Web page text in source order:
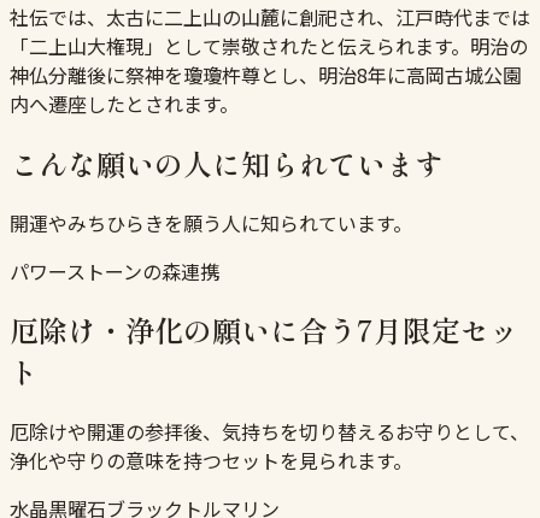
社伝では、太古に二上山の山麓に創祀され、江戸時代までは
「二上山大権現」として崇敬されたと伝えられます。明治の
神仏分離後に祭神を瓊瓊杵尊とし、明治8年に高岡古城公園
内へ遷座したとされます。
こんな願いの人に知られています
開運やみちひらきを願う人に知られています。
パワーストーンの森連携
厄除け・浄化の願いに合う7月限定セッ
ト
厄除けや開運の参拝後、気持ちを切り替えるお守りとして、
浄化や守りの意味を持つセットを見られます。
水晶黒曜石ブラックトルマリン